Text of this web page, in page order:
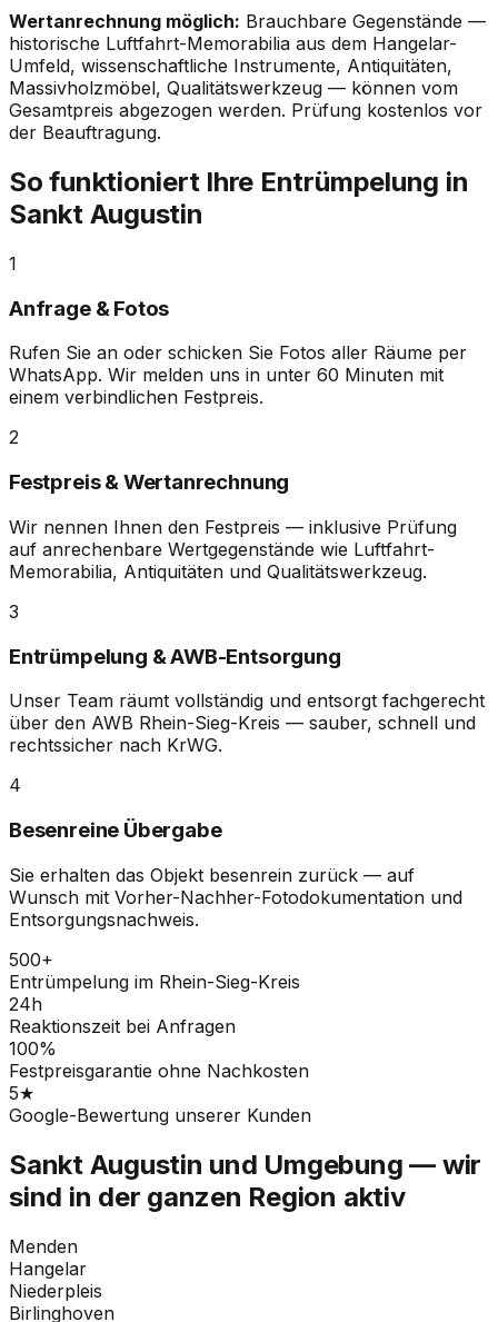
Wertanrechnung möglich: Brauchbare Gegenstände —
historische Luftfahrt-Memorabilia aus dem Hangelar-
Umfeld, wissenschaftliche Instrumente, Antiquitäten,
Massivholzmöbel, Qualitätswerkzeug — können vom
Gesamtpreis abgezogen werden. Prüfung kostenlos vor
der Beauftragung.
So funktioniert Ihre Entrümpelung in
Sankt Augustin
1
Anfrage & Fotos
Rufen Sie an oder schicken Sie Fotos aller Räume per
WhatsApp. Wir melden uns in unter 60 Minuten mit
einem verbindlichen Festpreis.
2
Festpreis & Wertanrechnung
Wir nennen Ihnen den Festpreis — inklusive Prüfung
auf anrechenbare Wertgegenstände wie Luftfahrt-
Memorabilia, Antiquitäten und Qualitätswerkzeug.
3
Entrümpelung & AWB-Entsorgung
Unser Team räumt vollständig und entsorgt fachgerecht
über den AWB Rhein-Sieg-Kreis — sauber, schnell und
rechtssicher nach KrWG.
4
Besenreine Übergabe
Sie erhalten das Objekt besenrein zurück — auf
Wunsch mit Vorher-Nachher-Fotodokumentation und
Entsorgungsnachweis.
500+
Entrümpelung im Rhein-Sieg-Kreis
24h
Reaktionszeit bei Anfragen
100%
Festpreisgarantie ohne Nachkosten
5★
Google-Bewertung unserer Kunden
Sankt Augustin und Umgebung — wir
sind in der ganzen Region aktiv
Menden
Hangelar
Niederpleis
Birlinghoven